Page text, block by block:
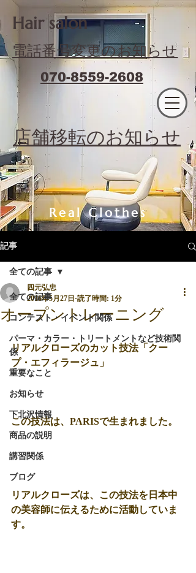
​Hair salon
電話番号変更のお知らせ
070-8559-2608
​店舗移転のお知らせ
Real Clothes
記事
全ての記事
コンテスト・イベント関係
パーマ・カラー・トリートメントなど技術関
係
重要なこと
お知らせ
下北沢情報
商品の説明
講習関係
ブログ
全ての記事
オープントレーニング
四元弘忠
2016年5月27日 読了時間: 1分
リアルクローズのカット技法「クー
プ・エフィラージュ」
この技法は、PARISで生まれました。
リアルクローズは、この技法を日本中
の美容師に伝えるために活動していま
す。